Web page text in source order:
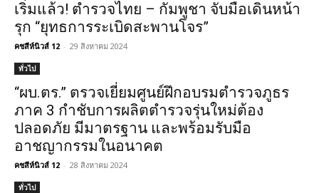
เริ่มแล้ว! ตำรวจไทย – กัมพูชา จับมือเดินหน้า
รุก “ยุทธการระเบิดสะพานโจร”
คชสีห์นิวส์ 12 - 29 สิงหาคม 2024
ทั่วไป
“ผบ.ตร.” ตรวจเยี่ยมศูนย์ฝึกอบรมตำรวจภูธร
ภาค 3 กำชับการผลิตตำรวจรุ่นใหม่ต้อง
ปลอดภัย มีมาตรฐาน และพร้อมรับมือ
อาชญากรรมในอนาคต
คชสีห์นิวส์ 12 - 28 สิงหาคม 2024
ทั่วไป